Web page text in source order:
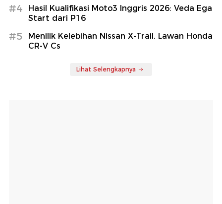
#4
Hasil Kualifikasi Moto3 Inggris 2026: Veda Ega
Start dari P16
#5
Menilik Kelebihan Nissan X-Trail, Lawan Honda
CR-V Cs
Lihat Selengkapnya